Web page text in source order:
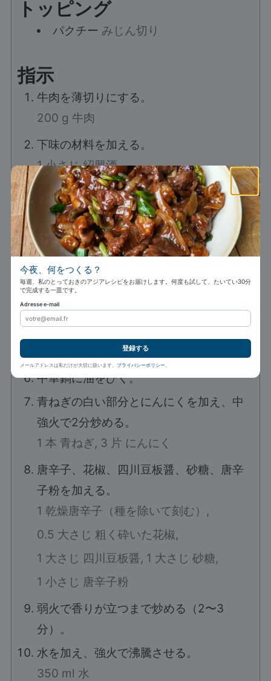
トッピング
パクチー みじん切り
指示
牛肉を薄切りにする。
200 g 牛肉
下味の材料を加える。
1 小さじ 紹興酒,
1 小さじ ダークしょうゆ,
1 大さじ コーンスターチ, 2 大さじ 水
手でよくもみ込み、液体を吸わせる。
ごま油を加えてよく混ぜ、20分おく。
1 小さじ ごま油
下味の余分な液をできるだけ捨て、少量
の油で中強火で炒め、取り出す。
中華鍋に油をひく。
青ねぎの白い部分とにんにくを加え、中
強火で2分炒める。
1 本 青ねぎ, 3 片 にんにく
唐辛子、花椒、四川豆板醤、砂糖、唐辛
子粉を加える。
1 乾燥唐辛子（種を除いて刻む）,
0.5 大さじ 粗く砕いた花椒,
1 大さじ 四川豆板醤, 1 大さじ 砂糖,
1 小さじ 唐辛子粉
弱火で香りが立つまで炒める（2〜3
分）。
水を加え、強火で沸騰させる。
350 ml 水
×
今夜、何をつくる？
毎週、私のとっておきのアジアレシピをお届けします。何度も試して、たいてい30分
で完成する一皿です。
Adresse e-mail
登録する
メールアドレスは私だけが大切に扱います。 プライバシーポリシー。